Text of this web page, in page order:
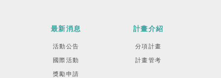
最新消息
活動公告
國際活動
獎勵申請
計畫介紹
分項計畫
計畫管考